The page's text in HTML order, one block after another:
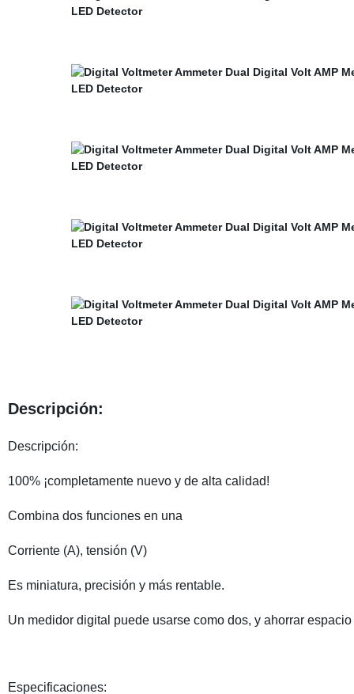
Descripción:
Descripción:
100% ¡completamente nuevo y de alta calidad!
Combina dos funciones en una
Corriente (A), tensión (V)
Es miniatura, precisión y más rentable.
Un medidor digital puede usarse como dos, y ahorrar
Especificaciones: